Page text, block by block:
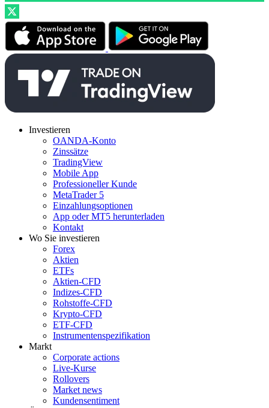
Investieren
OANDA-Konto
Zinssätze
TradingView
Mobile App
Professioneller Kunde
MetaTrader 5
Einzahlungsoptionen
App oder MT5 herunterladen
Kontakt
Wo Sie investieren
Forex
Aktien
ETFs
Aktien-CFD
Indizes-CFD
Rohstoffe-CFD
Krypto-CFD
ETF-CFD
Instrumentenspezifikation
Markt
Corporate actions
Live-Kurse
Rollovers
Market news
Kundensentiment